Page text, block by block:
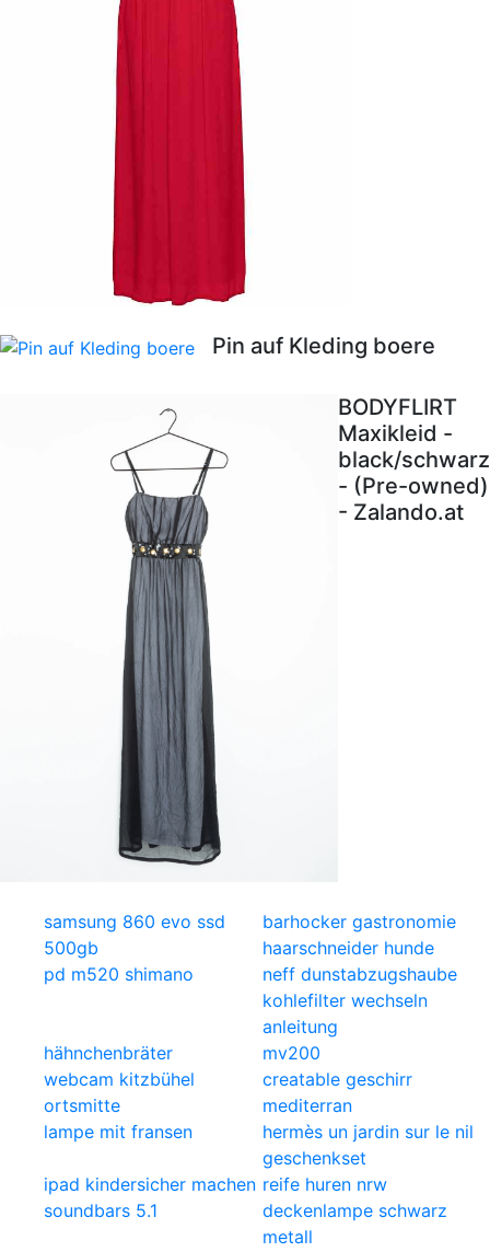
Pin auf Kleding boere
BODYFLIRT
Maxikleid -
black/schwarz
- (Pre-owned)
- Zalando.at
samsung 860 evo ssd
500gb
barhocker gastronomie
haarschneider hunde
pd m520 shimano
neff dunstabzugshaube
kohlefilter wechseln
anleitung
hähnchenbräter
mv200
webcam kitzbühel
ortsmitte
creatable geschirr
mediterran
lampe mit fransen
hermès un jardin sur le nil
geschenkset
ipad kindersicher machen reife huren nrw
soundbars 5.1
deckenlampe schwarz
metall